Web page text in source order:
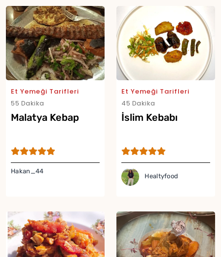
Et Yemeği Tarifleri
55 Dakika
Malatya Kebap
Hakan_44
Et Yemeği Tarifleri
45 Dakika
İslim Kebabı
Healtyfood